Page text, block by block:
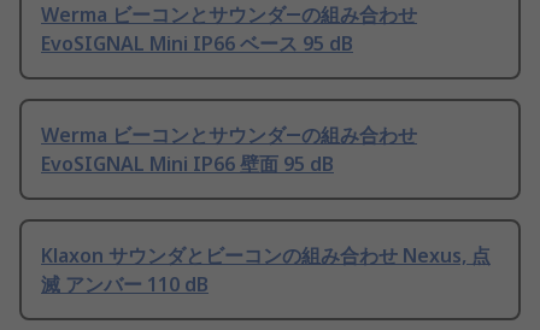
Werma ビーコンとサウンダ―の組み合わせ
EvoSIGNAL Mini IP66 ベース 95 dB
Werma ビーコンとサウンダ―の組み合わせ
EvoSIGNAL Mini IP66 壁面 95 dB
Klaxon サウンダとビーコンの組み合わせ Nexus, 点
滅 アンバー 110 dB